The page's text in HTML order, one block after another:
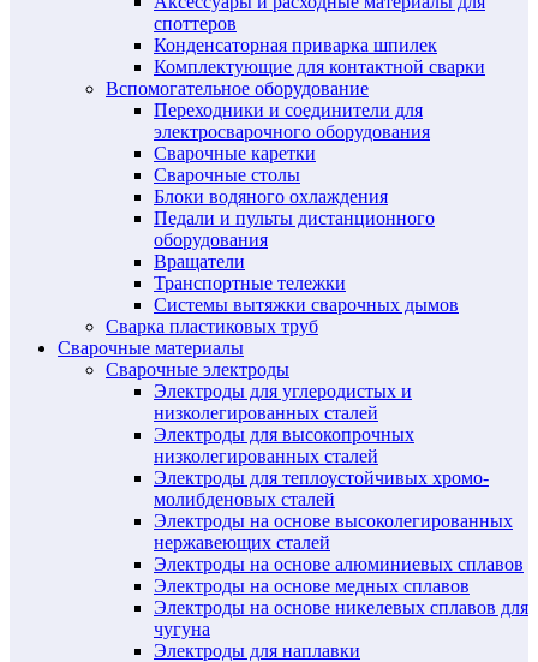
споттеров
Конденсаторная приварка шпилек
Комплектующие для контактной сварки
Вспомогательное оборудование
Переходники и соединители для
электросварочного оборудования
Сварочные каретки
Сварочные столы
Блоки водяного охлаждения
Педали и пульты дистанционного
оборудования
Вращатели
Транспортные тележки
Системы вытяжки сварочных дымов
Сварка пластиковых труб
Сварочные материалы
Сварочные электроды
Электроды для углеродистых и
низколегированных сталей
Электроды для высокопрочных
низколегированных сталей
Электроды для теплоустойчивых хромо-
молибденовых сталей
Электроды на основе высоколегированных
нержавеющих сталей
Электроды на основе алюминиевых сплавов
Электроды на основе медных сплавов
Электроды на основе никелевых сплавов для
чугуна
Электроды для наплавки